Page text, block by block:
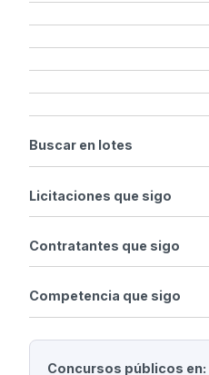
Buscar en lotes
Licitaciones que sigo
Contratantes que sigo
Competencia que sigo
Concursos públicos en: